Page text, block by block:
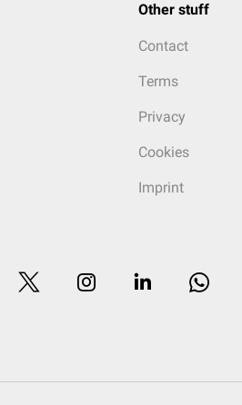
Other stuff
Contact
Terms
Privacy
Cookies
Imprint